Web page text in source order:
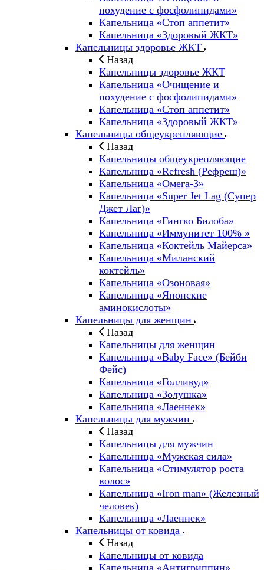
похудение с фосфолипидами»
Капельница «Стоп аппетит»
Капельница «Здоровый ЖКТ»
Капельницы здоровье ЖКТ
Назад
Капельницы здоровье ЖКТ
Капельница «Очищение и
похудение с фосфолипидами»
Капельница «Стоп аппетит»
Капельница «Здоровый ЖКТ»
Капельницы общеукрепляющие
Назад
Капельницы общеукрепляющие
Капельница «Refresh (Рефреш)»
Капельница «Омега-3»
Капельница «Super Jet Lag (Супер
Джет Лаг)»
Капельница «Гингко Билоба»
Капельница «Иммунитет 100% »
Капельница «Коктейль Майерса»
Капельница «Миланский
коктейль»
Капельница «Озоновая»
Капельница «Японские
аминокислоты»
Капельницы для женщин
Назад
Капельницы для женщин
Капельница «Baby Face» (Бейби
Фейс)
Капельница «Голливуд»
Капельница «Золушка»
Капельница «Лаеннек»
Капельницы для мужчин
Назад
Капельницы для мужчин
Капельница «Мужская сила»
Капельница «Стимулятор роста
волос»
Капельница «Iron man» (Железный
человек)
Капельница «Лаеннек»
Капельницы от ковида
Назад
Капельницы от ковида
Капельница «Антигриппин»